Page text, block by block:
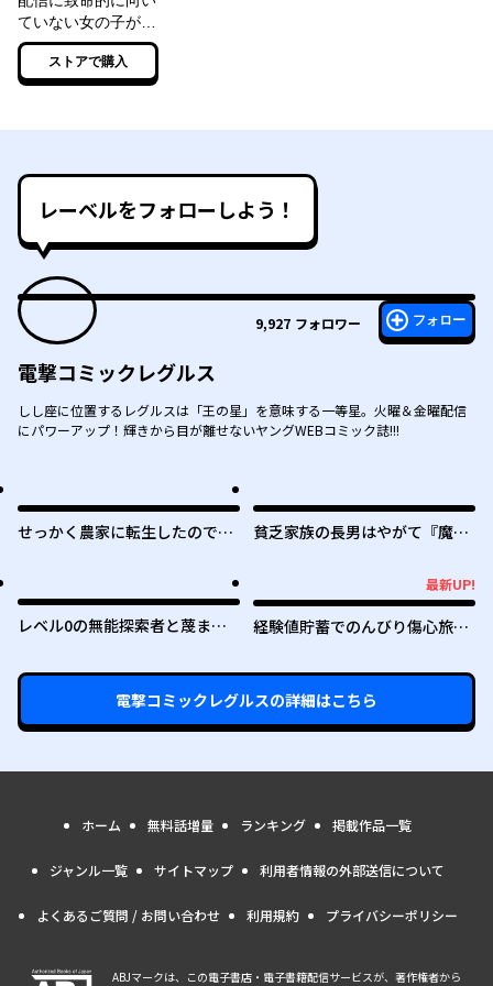
ていない女の子が迷
宮で黙々と人助けす
る配信ストアで購入
レーベルをフォローしよう！
9,927 フォロワー フォロー
電撃コミックレグルス
しし座に位置するレグルスは「王の星」を意味する一等星。火曜＆金曜配信
にパワーアップ！輝きから目が離せないヤングWEBコミック誌!!!
せっかく農家に転生したので勇
貧乏家族の長男はやがて『魔
レベル0の無能探索者と蔑まれ
ンキング1位は謎の人～
最新UP!
経験値貯蓄でのんびり傷心旅行
の無自覚ざまぁ～
電撃コミックレグルスの詳細はこちら
ホーム 無料話増量 ランキング 掲載作品一覧
ジャンル一覧 サイトマップ 利用者情報の外部送信について
よくあるご質問 / お問い合わせ 利用規約 プライバシーポリシー
ABJマークは、この電子書店・電子書籍配信サービスが、著作権者から